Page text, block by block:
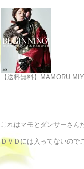
【送料無料】MAMORU
これはマモとダンサーさん
ＤＶＤには入ってないので